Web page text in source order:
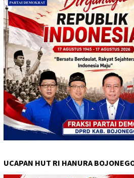
UCAPAN HUT RI HANURA